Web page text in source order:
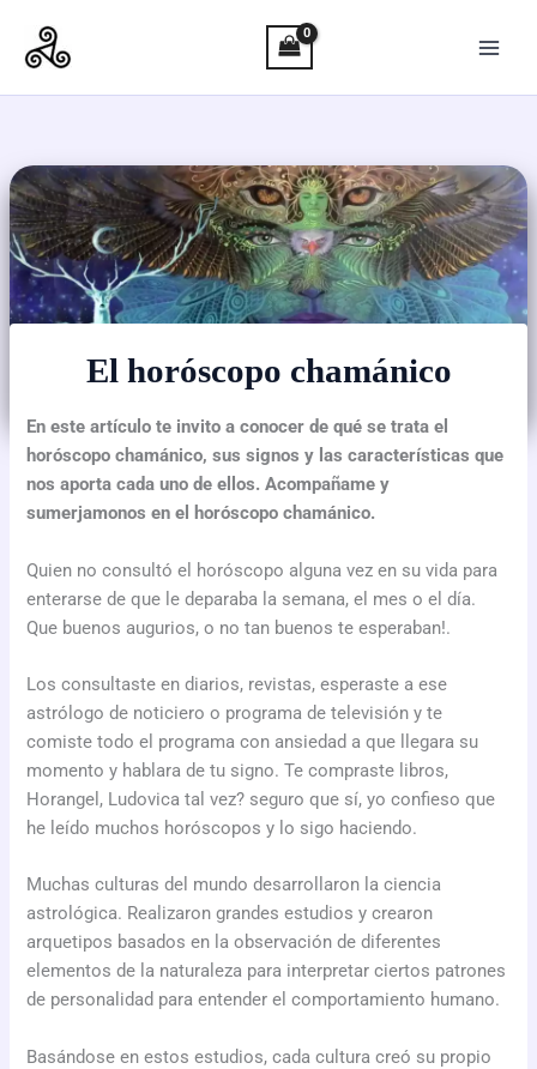
contenido
El horóscopo chamánico
En este artículo te invito a conocer de qué se trata el
horóscopo chamánico, sus signos y las características que
nos aporta cada uno de ellos. Acompañame y
sumerjamonos en el horóscopo chamánico.
Quien no consultó el horóscopo alguna vez en su vida para
enterarse de que le deparaba la semana, el mes o el día.
Que buenos augurios, o no tan buenos te esperaban!.
Los consultaste en diarios, revistas, esperaste a ese
astrólogo de noticiero o programa de televisión y te
comiste todo el programa con ansiedad a que llegara su
momento y hablara de tu signo. Te compraste libros,
Horangel, Ludovica tal vez? seguro que sí, yo confieso que
he leído muchos horóscopos y lo sigo haciendo.
Muchas culturas del mundo desarrollaron la ciencia
astrológica. Realizaron grandes estudios y crearon
arquetipos basados en la observación de diferentes
elementos de la naturaleza para interpretar ciertos patrones
de personalidad para entender el comportamiento humano.
Basándose en estos estudios, cada cultura creó su propio